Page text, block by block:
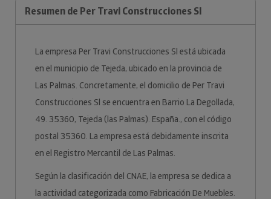
Resumen de Per Travi Construcciones Sl
La empresa Per Travi Construcciones Sl está ubicada
en el municipio de Tejeda, ubicado en la provincia de
Las Palmas. Concretamente, el domicilio de Per Travi
Construcciones Sl se encuentra en Barrio La Degollada,
49. 35360, Tejeda (las Palmas). España., con el código
postal 35360. La empresa está debidamente inscrita
en el Registro Mercantil de Las Palmas.
Según la clasificación del CNAE, la empresa se dedica a
la actividad categorizada como Fabricación De Muebles.